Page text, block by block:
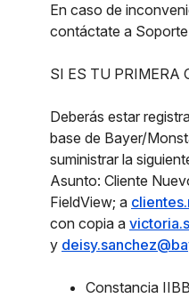
En caso de
contáctate a
SI ES TU PRIMERA
Deberás estar
base de Bayer/
suministrar la
Asunto: Cliente
FieldView; a
con copia a
y
Constancia IIBB